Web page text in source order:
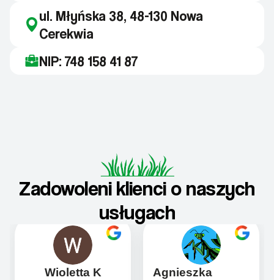
ul. Młyńska 38, 48-130 Nowa
Cerekwia
NIP: 748 158 41 87
Zadowoleni klienci o naszych
usługach
Wioletta K
Agnieszka